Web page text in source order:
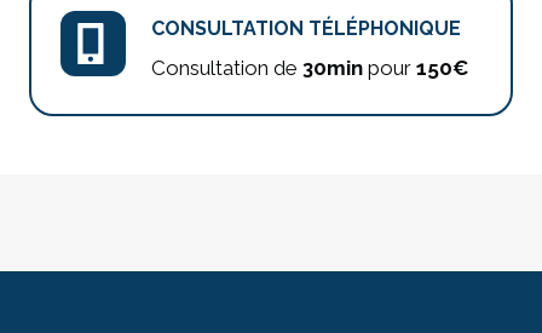
CONSULTATION TÉLÉPHONIQUE
Consultation de 30min pour 150€